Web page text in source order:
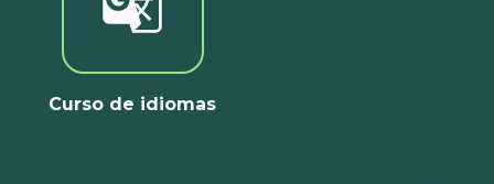
Curso de idiomas